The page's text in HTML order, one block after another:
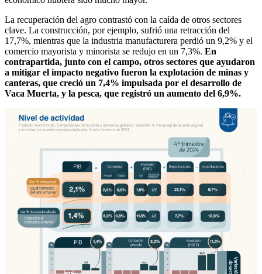
La recuperación del agro contrastó con la caída de otros sectores
clave. La construcción, por ejemplo, sufrió una retracción del
17,7%, mientras que la industria manufacturera perdió un 9,2% y el
comercio mayorista y minorista se redujo en un 7,3%. En
contrapartida, junto con el campo, otros sectores que ayudaron
a mitigar el impacto negativo fueron la explotación de minas y
canteras, que creció un 7,4% impulsada por el desarrollo de
Vaca Muerta, y la pesca, que registró un aumento del 6,9%.